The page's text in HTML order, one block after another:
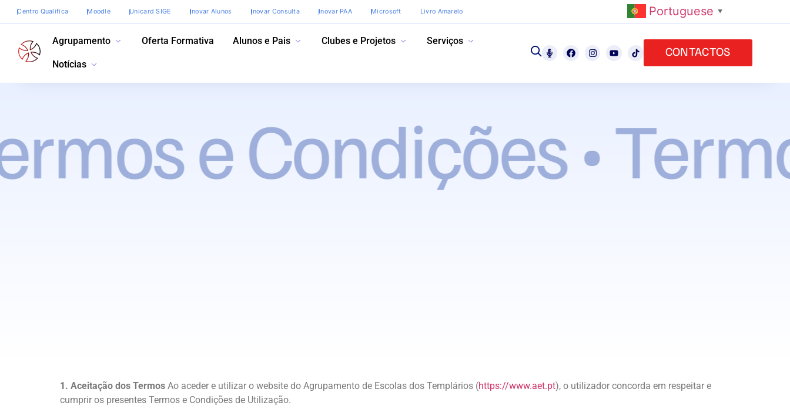
Centro Qualifica Moodle Unicard SIGE Inovar Alunos Inovar Consulta Inovar PAA Microsoft Livro Amarelo Portuguese ▼
Agrupamento Oferta Formativa Alunos e Pais Clubes e Projetos Serviços
Notícias
CONTACTOS
e Condições •
1. Aceitação dos Termos Ao aceder e utilizar o website do Agrupamento de Escolas dos Templários (https://www.aet.pt), o utilizador concorda em respeitar e
cumprir os presentes Termos e Condições de Utilização.